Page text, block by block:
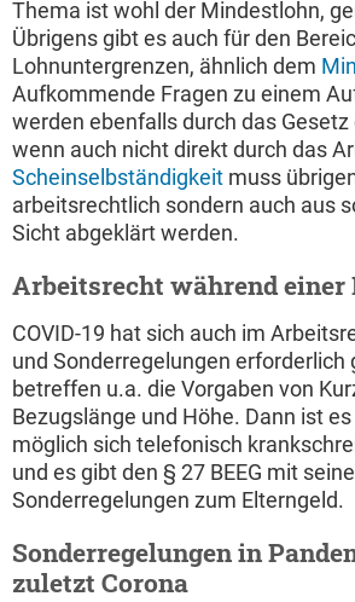
Thema ist wohl der Mindestlohn,
Übrigens gibt es auch für den
Lohnuntergrenzen, ähnlich dem
Aufkommende Fragen zu einem
werden ebenfalls durch das Gesetz
wenn auch nicht direkt durch das
Scheinselbständigkeit muss
arbeitsrechtlich sondern auch aus
Sicht abgeklärt werden.
Arbeitsrecht während einer
COVID-19 hat sich auch im
und Sonderregelungen erforderlich
betreffen u.a. die Vorgaben von
Bezugslänge und Höhe. Dann ist
möglich sich telefonisch
und es gibt den § 27 BEEG mit
Sonderregelungen zum Elterngeld.
Sonderregelungen in
zuletzt Corona